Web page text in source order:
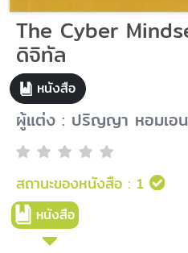
The Cyber
ดิจิทัล
หนังสือ
ผู้แต่ง : ปริญญา หอมเอ
สถานะของหนังสือ : 1
หนังสือ